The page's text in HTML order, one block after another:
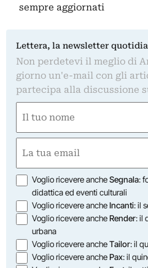
sempre aggiornati
Lettera, la newsletter
Non perdetevi il meglio di
giorno un'e-mail con gli
partecipa alla discussione
(Obbligatorio)
Nome
(Obbligatorio)
Opzioni
Voglio ricevere ancheSegnala:
didattica ed eventi culturali
Voglio ricevere ancheIncanti: il
Voglio ricevere ancheRender: il
urbana
Voglio ricevere ancheTailor: il
Voglio ricevere anchePax: il